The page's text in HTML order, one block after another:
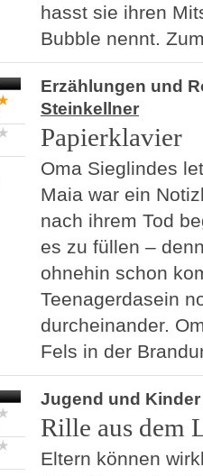
hasst sie ihren
Bubble nennt.
Erzählungen und
Steinkellner
Papierklavier
Oma Sieglindes
Maia war ein
nach ihrem Tod
es zu füllen –
ohnehin schon
Teenagerdasein
durcheinander.
Fels in der
Jugend und Kinder
Rille aus dem
Eltern können